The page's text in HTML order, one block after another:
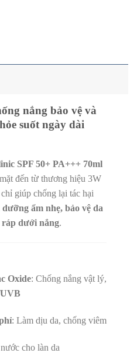
nắng bảo vệ và
suốt ngày dài
SPF 50+ PA+++ 70ml
đến từ thương hiệu 3W
giúp chống lại tác hại
dưỡng ẩm nhẹ, bảo vệ da
dưới nắng.
Oxide: Chống nắng vật lý,
: Làm dịu da, chống viêm
cho làn da